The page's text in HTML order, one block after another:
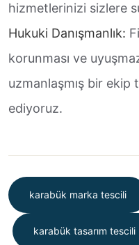
hizmetlerinizi sizlere
Hukuki Danışmanlık:
korunması ve
uzmanlaşmış bir ekip
ediyoruz.
karabük marka tescili
karabük tasarım tescili